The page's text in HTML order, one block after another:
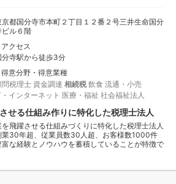
京都国分寺市本町２丁目１２番２号三井生命国分
ビル６階
アクセス
分寺駅から徒歩3分
得意分野・得意業種
問税理士 資金調達 相続税 飲食 流通・小売
・インターネット 医療・福祉 社会福祉法人
せる仕組み作りに特化した税理士法人
飛躍させる仕組みづくりに特化した税理士法人
業30年超、従業員数30人超、お客様数1000件
な経験とノウハウを蓄積していることが特徴で